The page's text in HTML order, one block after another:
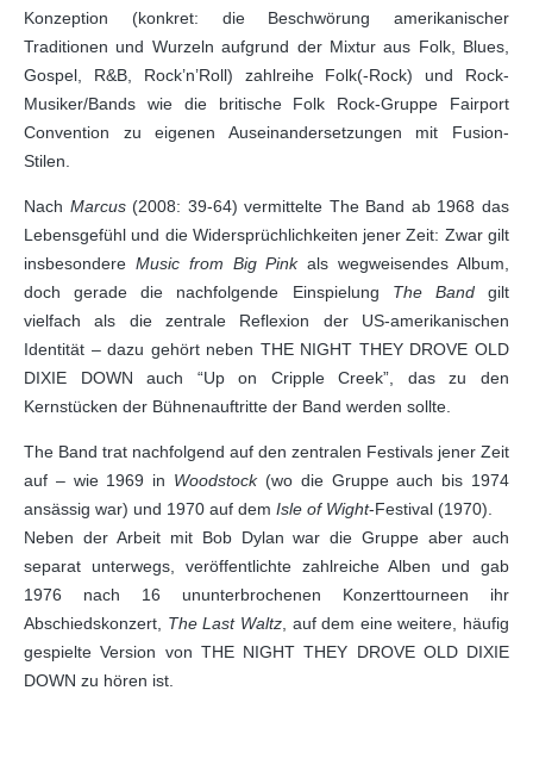
Konzeption (konkret: die Beschwörung amerikanischer
Traditionen und Wurzeln aufgrund der Mixtur aus Folk, Blues,
Gospel, R&B, Rock’n’Roll) zahlreihe Folk(-Rock) und Rock-
Musiker/Bands wie die britische Folk Rock-Gruppe Fairport
Convention zu eigenen Auseinandersetzungen mit Fusion-
Stilen.
Nach Marcus(2008: 39-64) vermittelte The Band ab 1968 das
Lebensgefühl und die Widersprüchlichkeiten jener Zeit: Zwar gilt
insbesondere Music from Big Pinkals wegweisendes Album,
doch gerade die nachfolgende Einspielung The Bandgilt
vielfach als die zentrale Reflexion der US-amerikanischen
Identität – dazu gehört neben THE NIGHT THEY DROVE OLD
DIXIE DOWN auch “Up on Cripple Creek”, das zu den
Kernstücken der Bühnenauftritte der Band werden sollte.
The Band trat nachfolgend auf den zentralen Festivals jener Zeit
auf – wie 1969 in Woodstock(wo die Gruppe auch bis 1974
ansässig war) und 1970 auf dem Isle of Wight-Festival (1970).
Neben der Arbeit mit Bob Dylan war die Gruppe aber auch
separat unterwegs, veröffentlichte zahlreiche Alben und gab
1976 nach 16 ununterbrochenen Konzerttourneen ihr
Abschiedskonzert, The Last Waltz, auf dem eine weitere, häufig
gespielte Version von THE NIGHT THEY DROVE OLD DIXIE
DOWN zu hören ist.